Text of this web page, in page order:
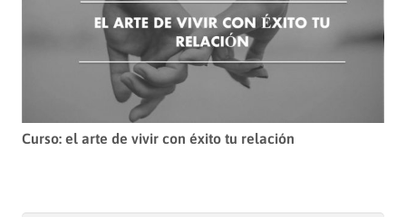
Curso: el arte de vivir con éxito tu relación